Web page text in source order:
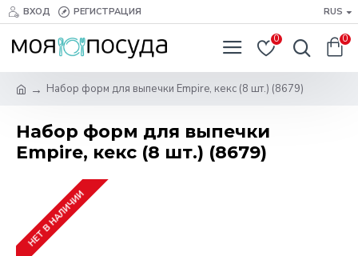
ВХОД РЕГИСТРАЦИЯ RUS
0 0
Набор форм для выпечки Empire, кекс (8 шт.) (8679)
Набор форм для выпечки
Empire, кекс (8 шт.) (8679)
НЕТ В НАЛИЧИИ